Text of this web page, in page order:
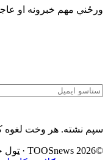
ورځني مهم خبرونه او
سپم نشته. هر وخت لغوه
©
2026
TOOSnews
· ټول